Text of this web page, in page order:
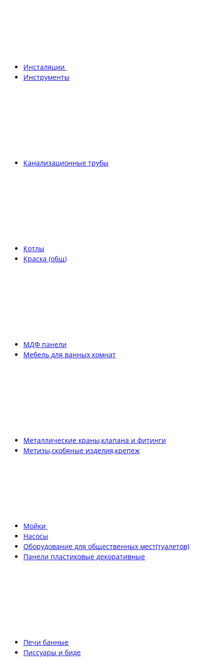
Инсталяции
Инструменты
Канализационные трубы
Котлы
Краска (общ)
МДФ панели
Мебель для ванных комнат
Металлические краны,клапана и фитинги
Метизы,скобяные изделия,крепеж
Мойки
Насосы
Оборудование для общественных мест(туалетов)
Панели пластиковые декоративные
Печи банные
Писсуары и биде